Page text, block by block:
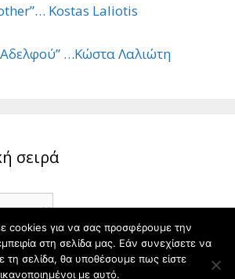
Kostas Laliotis
…Κώστα Λαλιώτη
σειρά
cookies για να σας προσφέρουμε την
στη σελίδα μας. Εάν συνεχίσετε να
τη σελίδα, θα υποθέσουμε πως είστε
ικανοποιημένοι με αυτό.